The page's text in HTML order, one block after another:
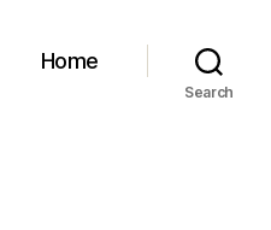
Home
Search